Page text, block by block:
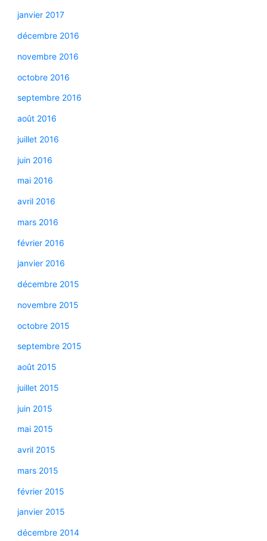
janvier 2017
décembre 2016
novembre 2016
octobre 2016
septembre 2016
août 2016
juillet 2016
juin 2016
mai 2016
avril 2016
mars 2016
février 2016
janvier 2016
décembre 2015
novembre 2015
octobre 2015
septembre 2015
août 2015
juillet 2015
juin 2015
mai 2015
avril 2015
mars 2015
février 2015
janvier 2015
décembre 2014